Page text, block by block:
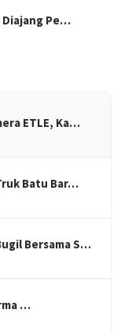
Diajang Pe…
ETLE, Ka…
Batu Bar…
Bersama S…
…